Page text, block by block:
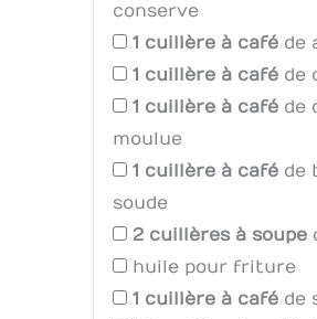
conserve
1 cuillère à café de
1 cuillère à café de
1 cuillère à café de
moulue
1 cuillère à café de
soude
2 cuillères à soupe
huile pour friture
1 cuillère à café de